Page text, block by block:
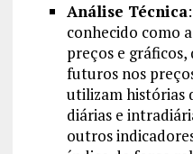
Análise Técnica
conhecido como
preços e
futuros nos
utilizam histórias
diárias e
outros